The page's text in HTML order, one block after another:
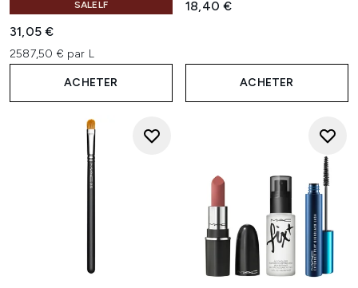
SALELF
31,05 €
2587,50 € par L
ACHETER
18,40 €
ACHETER